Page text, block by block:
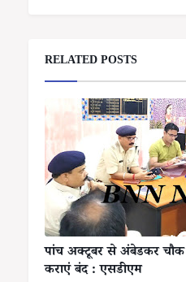
RELATED POSTS
पांच अक्टूबर से अंबेडकर चौक
कराएं बंद : एसडीएम